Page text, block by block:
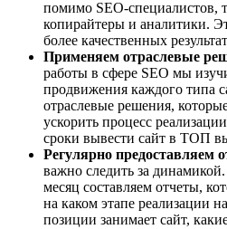
помимо SEO-специалистов,
копирайтеры и аналитики.
более качественных
Применяем отраслевые
работы в сфере SEO мы
продвижения каждого типа
отраслевые решения,
ускорить процесс
сроки вывести сайт в ТОП
Регулярно предоставляем
важно следить за
месяц составляем отчеты,
на каком этапе реализации
позиции занимает сайт,